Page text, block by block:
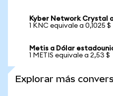
Kyber Network Crystal
1 KNC equivale a 0,1025 $
Metis a Dólar
1 METIS equivale a 2,53 $
Explorar más